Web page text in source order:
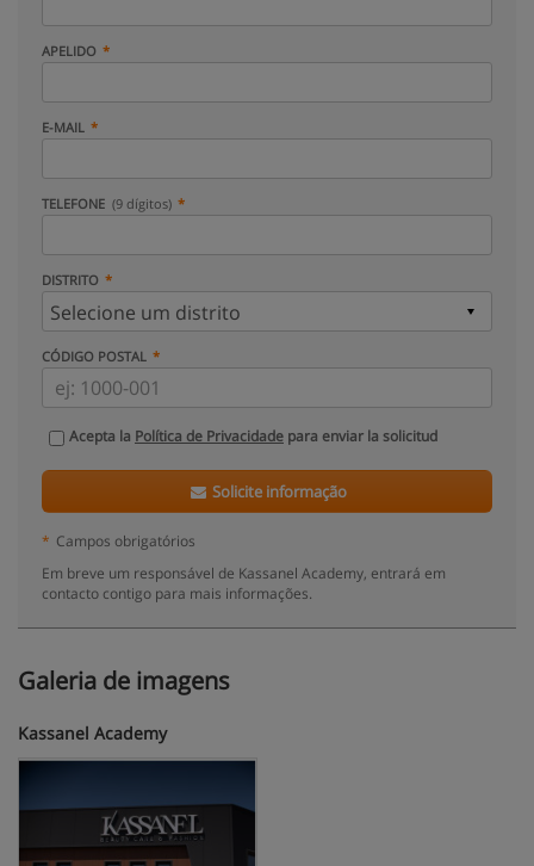
APELIDO
E-MAIL
TELEFONE (9 dígitos)
DISTRITO
CÓDIGO POSTAL
Acepta la Política de Privacidade para enviar la solicitud
Solicite informação
* Campos obrigatórios
Em breve um responsável de Kassanel Academy, entrará em
contacto contigo para mais informações.
Galeria de imagens
Kassanel Academy